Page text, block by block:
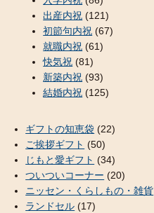
出産内祝 (121)
初節句内祝 (67)
就職内祝 (61)
快気祝 (81)
新築内祝 (93)
結婚内祝 (125)
ギフトの知恵袋 (22)
ご挨拶ギフト (50)
じもと愛ギフト (34)
ついついコーナー (20)
ニッセン・くらしもの・雑貨
ランドセル (17)